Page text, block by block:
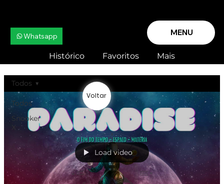
MENU
Whatsapp
Histórico Favoritos Mais
Todos
Snooker
X
Todos
Load video
Voltar